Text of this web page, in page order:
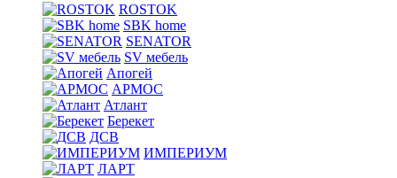
ROSTOK
SBK home
SENATOR
SV мебель
Апогей
АРМОС
Атлант
Берекет
ДСВ
ИМПЕРИУМ
ЛАРТ